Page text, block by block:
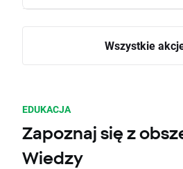
Wszystkie
EDUKACJA
Zapoznaj się z
Wiedzy